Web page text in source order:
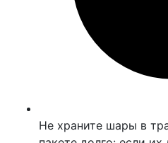
Не храните шары в